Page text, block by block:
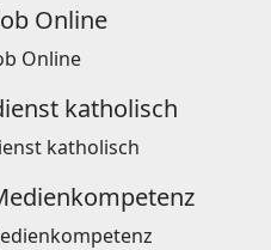
Online
katholisch